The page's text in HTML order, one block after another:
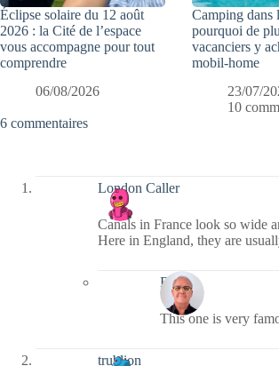
Éclipse solaire du 12 août
2026 : la Cité de l’espace
vous accompagne pour tout
comprendre
06/08/2026
Camping dans
pourquoi de
vacanciers y
mobil-home
23/07/
10
6 commentaires
London Caller
Canals in France look so wide
Here in England, they are
Bernie
This one is very
trublion